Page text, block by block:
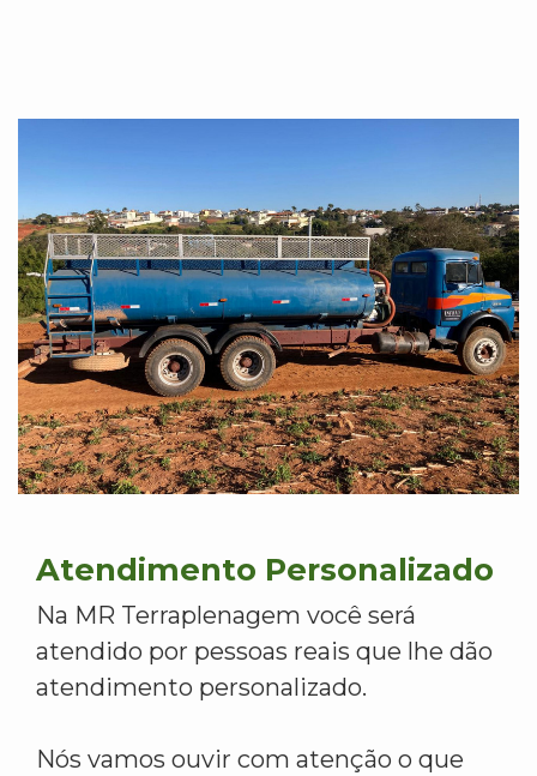
Atendimento Personalizado
Na MR Terraplenagem você será
atendido por pessoas reais que lhe dão
atendimento personalizado.
Nós vamos ouvir com atenção o que